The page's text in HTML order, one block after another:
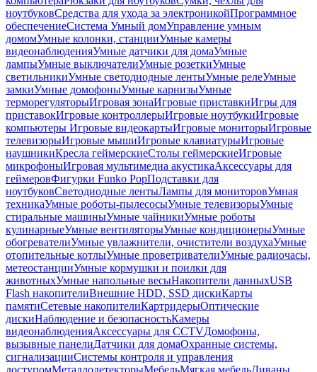
ноутбуковСредства для ухода за электроникойПрограммное
обеспечениеСистема Умный домУправление умным
домомУмные колонки, станцииУмные камеры
видеонаблюденияУмные датчики для домаУмные
лампыУмные выключателиУмные розеткиУмные
светильникиУмные светодиодные лентыУмные релеУмные
замкиУмные домофоныУмные карнизыУмные
терморегуляторыИгровая зонаИгровые приставкиИгры для
приставокИгровые контроллерыИгровые ноутбукиИгровые
компьютеры Игровые видеокартыИгровые мониторыИгровые
телевизорыИгровые мышиИгровые клавиатурыИгровые
наушникиКресла геймерскиеСтолы геймерскиеИгровые
микрофоныИгровая мультимедиа акустикаАксессуары для
геймеровФигурки Funko PopПодставки для
ноутбуковСветодиодные лентыЛампы для мониторовУмная
техникаУмные роботы-пылесосыУмные телевизорыУмные
стиральные машиныУмные чайникиУмные роботы
кулинарныеУмные вентиляторыУмные кондиционерыУмные
обогревателиУмные увлажнители, очистители воздухаУмные
отопительные котлыУмные проветривателиУмные радиочасы,
метеостанцииУмные кормушки и поилки для
животныхУмные напольные весыНакопители данныхUSB
Flash накопителиВнешние HDD, SSD дискиКарты
памятиСетевые накопителиКартридерыОптические
дискиНаблюдение и безопасностьКамеры
видеонаблюденияАксессуары для CCTVДомофоны,
вызывные панелиДатчики для домаОхранные системы,
сигнализацииСистемы контроля и управления
доступомМеталлодетекторыМебельМягкая мебельДиваны,